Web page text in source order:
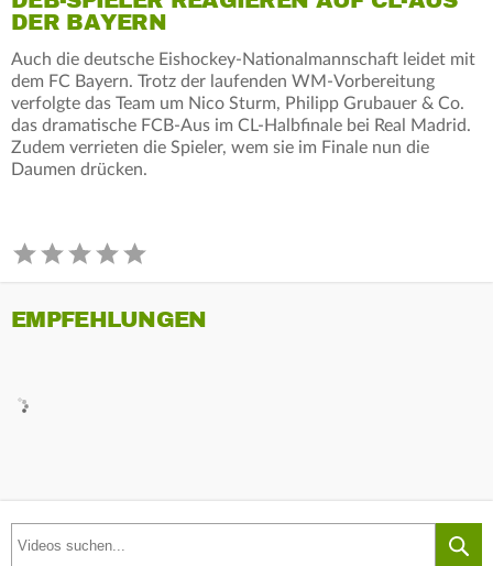
DER BAYERN
Auch die deutsche Eishockey-Nationalmannschaft leidet mit
dem FC Bayern. Trotz der laufenden WM-Vorbereitung
verfolgte das Team um Nico Sturm, Philipp Grubauer & Co.
das dramatische FCB-Aus im CL-Halbfinale bei Real Madrid.
Zudem verrieten die Spieler, wem sie im Finale nun die
Daumen drücken.
EMPFEHLUNGEN